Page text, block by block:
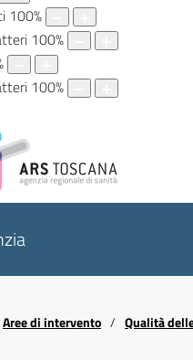
100%
100%
100%
Aree di intervento Qualità